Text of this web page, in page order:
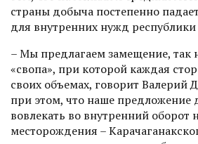
страны добыча постепенно
для внутренних нужд
– Мы предлагаем замещение, так
«свопа», при которой каждая
своих объемах, говорит Валерий
при этом, что наше предложение
вовлекать во внут­ренний оборот
месторождения –